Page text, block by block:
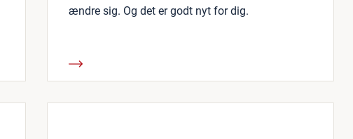
ændre sig. Og det er godt nyt for dig.